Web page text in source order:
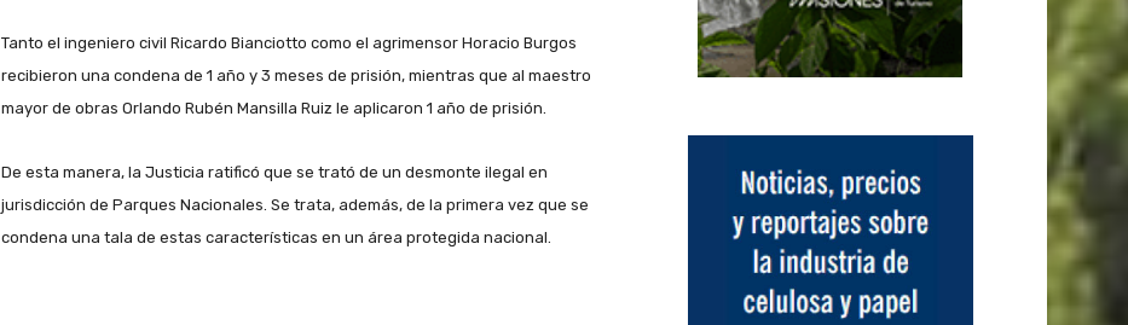
Tanto el ingeniero civil Ricardo Bianciotto como el agrimensor Horacio Burgos
recibieron una condena de 1 año y 3 meses de prisión, mientras que al maestro
mayor de obras Orlando Rubén Mansilla Ruiz le aplicaron 1 año de prisión.
De esta manera, la Justicia ratificó que se trató de un desmonte ilegal en
jurisdicción de Parques Nacionales. Se trata, además, de la primera vez que se
condena una tala de estas características en un área protegida nacional.